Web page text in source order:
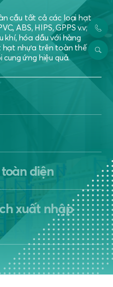
cầu tất cả các loại hạt
ABS, HIPS, GPPS v.v;
khí, hóa dầu với hàng
hạt nhựa trên toàn thế
ứng hiệu quả.
diện
xuất nhập